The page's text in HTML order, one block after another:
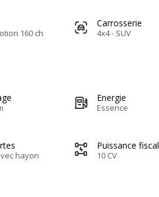
160 ch
Carrosserie
4x4 - SUV
Energie
Essence
hayon
Puissance
10 CV